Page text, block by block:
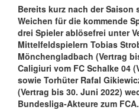
Bereits kurz nach der Saison
Weichen für die kommende
drei Spieler ablösefrei unter
Mittelfeldspielern Tobias
Mönchengladbach (Vertrag
Caligiuri vom FC Schalke 04
sowie Torhüter Rafal
(Vertrag bis 30. Juni 2022)
Bundesliga-Akteure zum FCA.